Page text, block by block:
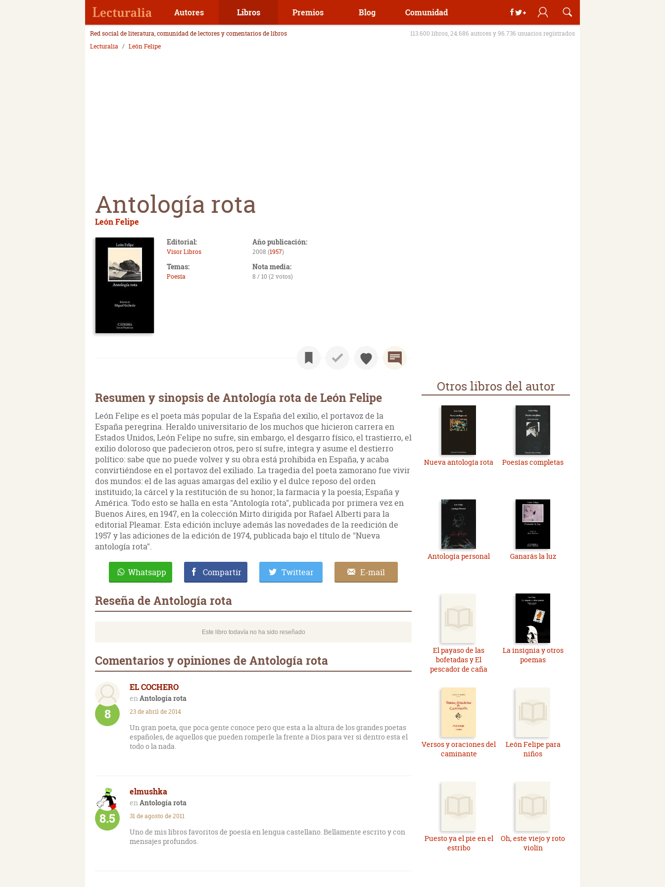
Autores Libros Premios Blog Comunidad
Red social de literatura, comunidad de lectores y comentarios de libros
113.600 libros, 24.686 autores y 96.736 usuarios registrados
Lecturalia
León Felipe
Antología rota
León Felipe
Editorial:
Visor Libros
Año publicación:
2008 (1957)
Temas:
Poesía
Nota media:
8 / 10 (2 votos)
Resumen y sinopsis de Antología rota de León Felipe
León Felipe es el poeta más popular de la España del exilio, el portavoz de la
España peregrina. Heraldo universitario de los muchos que hicieron carrera en
Estados Unidos, León Felipe no sufre, sin embargo, el desgarro físico, el trastierro, el
exilio doloroso que padecieron otros, pero sí sufre, integra y asume el destierro
político: sabe que no puede volver y su obra está prohibida en España, y acaba
convirtiéndose en el portavoz del exiliado. La tragedia del poeta zamorano fue vivir
dos mundos: el de las aguas amargas del exilio y el dulce reposo del orden
instituido; la cárcel y la restitución de su honor; la farmacia y la poesía; España y
América. Todo esto se halla en esta "Antología rota", publicada por primera vez en
Buenos Aires, en 1947, en la colección Mirto dirigida por Rafael Alberti para la
editorial Pleamar. Esta edición incluye además las novedades de la reedición de
1957 y las adiciones de la edición de 1974, publicada bajo el título de "Nueva
antología rota".
Whatsapp Compartir Twittear E-mail
Reseña de Antología rota
Este libro todavía no ha sido reseñado
Comentarios y opiniones de Antología rota
EL COCHERO
Antología rota
8 23 de abril de 2014
Un gran poeta, que poca gente conoce pero que esta a la altura de los grandes poetas
españoles, de aquellos que pueden romperle la frente a Dios para ver si dentro esta el
todo o la nada.
elmushka
Antología rota
8.5 31 de agosto de 2011
Uno de mis libros favoritos de poesía en lengua castellano. Bellamente escrito y con
mensajes profundos.
Otros libros del autor
Nueva antología rota Poesías completas
Antología personal Ganarás la luz
El payaso de las
bofetadas y El
pescador de caña
La insignia y otros
poemas
Versos y oraciones del
caminante
León Felipe para
niños
Puesto ya el pie en el
estribo
Oh, este viejo y roto
violín